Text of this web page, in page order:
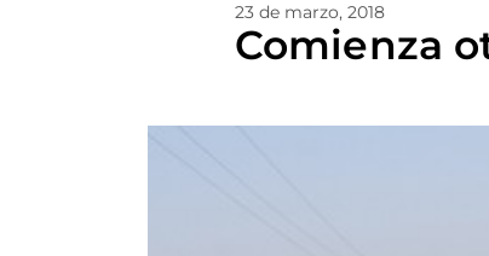
23 de marzo, 2018
Comienza